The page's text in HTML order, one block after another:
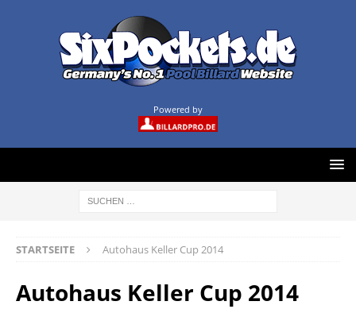
Powered by
STARTSEITE Autohaus Keller Cup 2014
Autohaus Keller Cup 2014